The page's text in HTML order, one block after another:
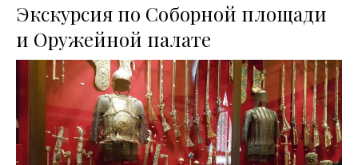
Экскурсия по Соборной площади
и Оружейной палате